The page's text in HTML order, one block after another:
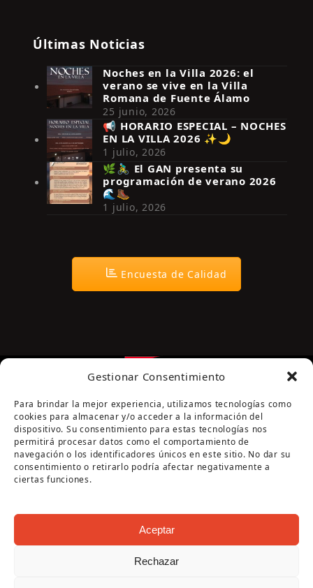
Gestionar Consentimiento
Para brindar la mejor experiencia, utilizamos tecnologías como
cookies para almacenar y/o acceder a la información del
dispositivo. Su consentimiento para estas tecnologías nos
permitirá procesar datos como el comportamiento de
navegación o los identificadores únicos en este sitio. No dar su
consentimiento o retirarlo podría afectar negativamente a
ciertas funciones.
Aceptar
Rechazar
Síguenos en Instagram
Últimas Noticias
Noches en la Villa 2026: el
verano se vive en la Villa
Romana de Fuente Álamo
25 junio, 2026
📢 HORARIO ESPECIAL – NOCHES
EN LA VILLA 2026 ✨🌙
1 julio, 2026
🌿🚴‍♂️ El GAN presenta su
programación de verano 2026
🌊🥾
1 julio, 2026
Encuesta de Calidad
Página cofinanciada por la Diputación de Córdoba